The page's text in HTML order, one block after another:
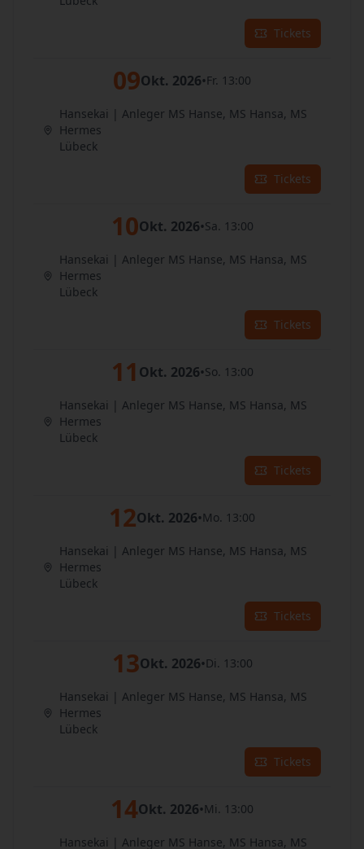
Tickets
09Okt. 2026•Fr. 13:00
Hansekai | Anleger MS Hanse, MS Hansa, MS
Hermes
Lübeck
Tickets
10Okt. 2026•Sa. 13:00
Hansekai | Anleger MS Hanse, MS Hansa, MS
Hermes
Lübeck
Tickets
11 Okt. 2026•So. 13:00
Hansekai | Anleger MS Hanse, MS Hansa, MS
Hermes
Lübeck
Tickets
12Okt. 2026•Mo. 13:00
Hansekai | Anleger MS Hanse, MS Hansa, MS
Hermes
Lübeck
Tickets
13Okt. 2026•Di. 13:00
Hansekai | Anleger MS Hanse, MS Hansa, MS
Hermes
Lübeck
Tickets
14Okt. 2026•Mi. 13:00
Hansekai | Anleger MS Hanse, MS Hansa, MS